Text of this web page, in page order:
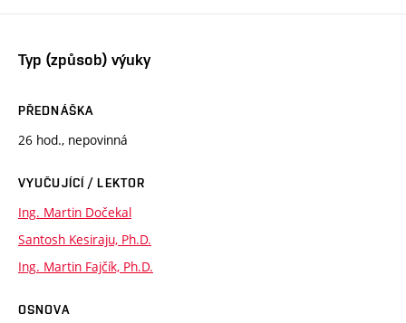
Typ (způsob) výuky
PŘEDNÁŠKA
26 hod., nepovinná
VYUČUJÍCÍ / LEKTOR
Ing. Martin Dočekal
Santosh Kesiraju, Ph.D.
Ing. Martin Fajčík, Ph.D.
OSNOVA